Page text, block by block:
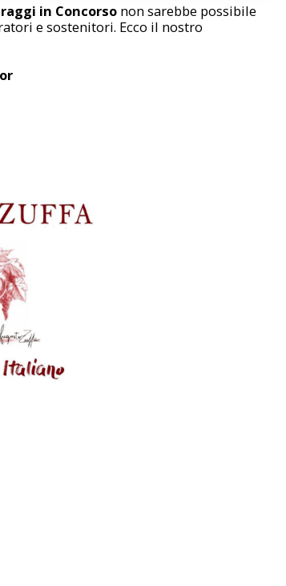
in Concorso non sarebbe possibile
e sostenitori. Ecco il nostro